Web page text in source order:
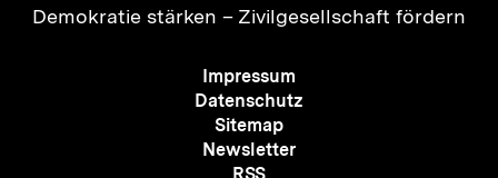
Zur
Demokratie stärken – Zivilgesellschaft fördern
Meta-
Navigation
Impressum
Datenschutz
Sitemap
Newsletter